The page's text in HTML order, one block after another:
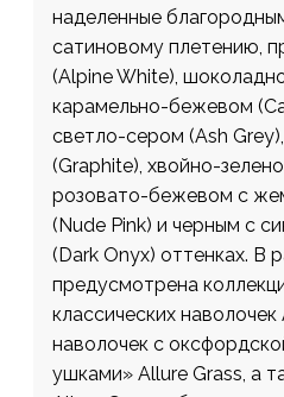
наделенные
сатиновому плетению,
(Alpine White),
карамельно-бежевом
светло-сером (Ash
(Graphite), хвойно-
розовато-бежевом с
(Nude Pink) и черным c
(Dark Onyx) оттенках. В
предусмотрена
классических
наволочек с
ушками» Allure Grass, а